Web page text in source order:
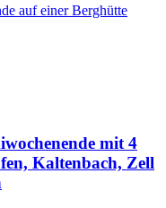
auf einer Berghütte
mit 4
Kaltenbach, Zell